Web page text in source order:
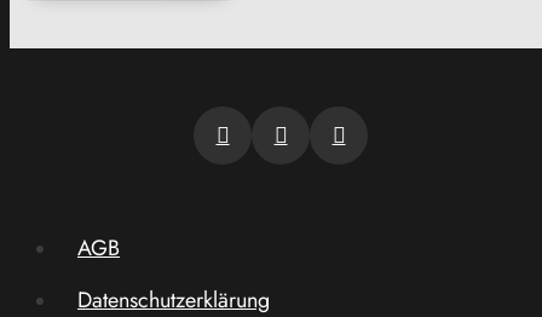
AGB
Datenschutzerklärung